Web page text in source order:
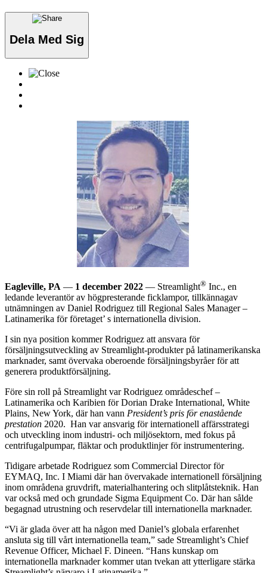
Dela Med Sig
Eagleville, PA — 1 december 2022 — Streamlight® Inc., en
ledande leverantör av högpresterande ficklampor, tillkännagav
utnämningen av Daniel Rodriguez till Regional Sales Manager –
Latinamerika för företaget’ s internationella division.
I sin nya position kommer Rodriguez att ansvara för
försäljningsutveckling av Streamlight-produkter på latinamerikanska
marknader, samt övervaka oberoende försäljningsbyråer för att
generera produktförsäljning.
Före sin roll på Streamlight var Rodriguez områdeschef –
Latinamerika och Karibien för Dorian Drake International, White
Plains, New York, där han vann President’s pris för enastående
prestation 2020. Han var ansvarig för internationell affärsstrategi
och utveckling inom industri- och miljösektorn, med fokus på
centrifugalpumpar, fläktar och produktlinjer för instrumentering.
Tidigare arbetade Rodriguez som Commercial Director för
EYMAQ, Inc. I Miami där han övervakade internationell försäljning
inom områdena gruvdrift, materialhantering och slitplåtsteknik. Han
var också med och grundade Sigma Equipment Co. Där han sålde
begagnad utrustning och reservdelar till internationella marknader.
“Vi är glada över att ha någon med Daniel’s globala erfarenhet
ansluta sig till vårt internationella team,” sade Streamlight’s Chief
Revenue Officer, Michael F. Dineen. “Hans kunskap om
internationella marknader kommer utan tvekan att ytterligare stärka